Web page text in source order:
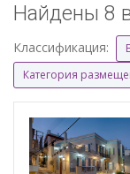
Найдены 8
Классификация:
Категория